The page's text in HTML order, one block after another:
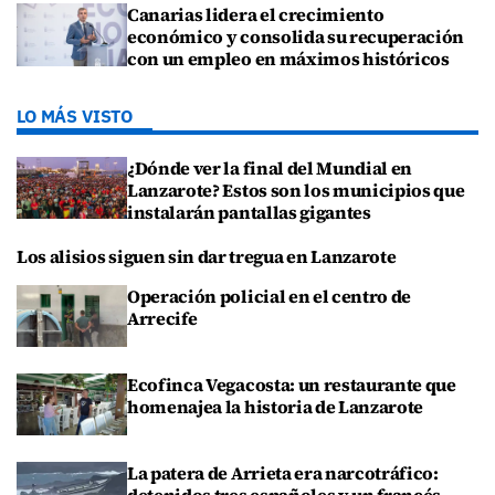
Canarias lidera el crecimiento
económico y consolida su recuperación
con un empleo en máximos históricos
LO MÁS VISTO
¿Dónde ver la final del Mundial en
Lanzarote? Estos son los municipios que
instalarán pantallas gigantes
Los alisios siguen sin dar tregua en Lanzarote
Operación policial en el centro de
Arrecife
Ecofinca Vegacosta: un restaurante que
homenajea la historia de Lanzarote
La patera de Arrieta era narcotráfico: